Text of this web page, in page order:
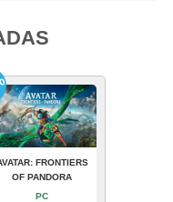
FRONTIERS
OF PANDORA
PC